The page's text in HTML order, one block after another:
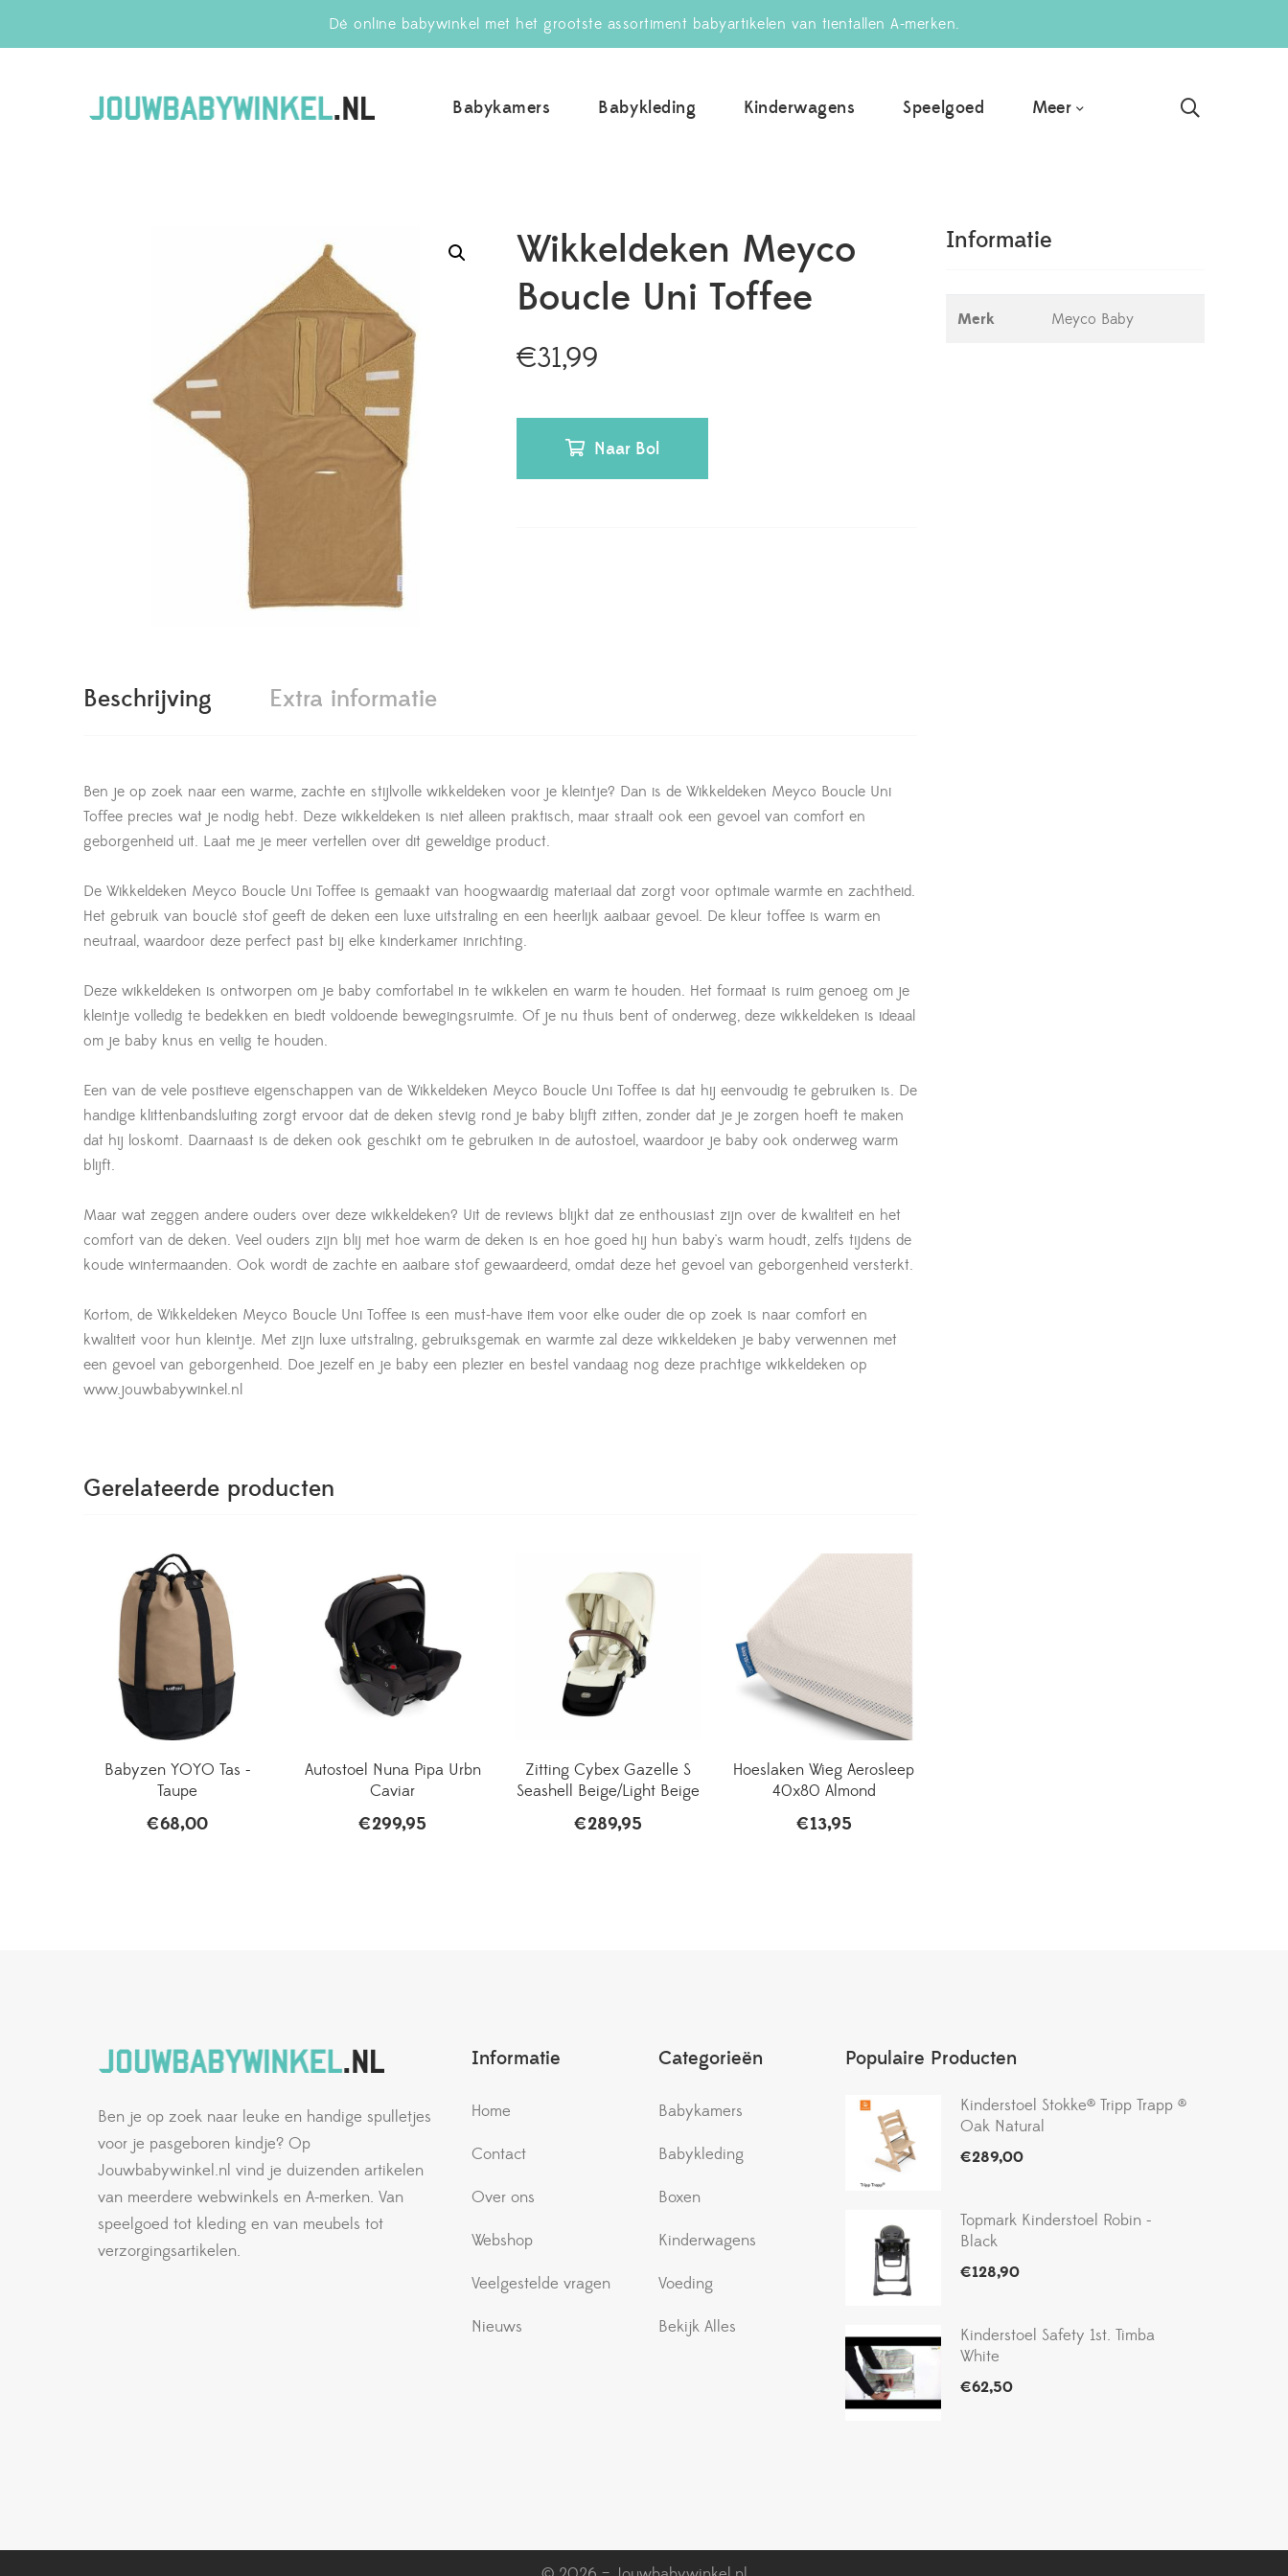
Dé online babywinkel met het grootste assortiment babyartikelen van tientallen A-merken.
Babykamers Babykleding Kinderwagens Speelgoed Meer
Wikkeldeken Meyco
Boucle Uni Toffee
€31,99
Naar Bol
Beschrijving Extra informatie
Ben je op zoek naar een warme, zachte en stijlvolle wikkeldeken voor je kleintje? Dan is de Wikkeldeken Meyco Boucle Uni
Toffee precies wat je nodig hebt. Deze wikkeldeken is niet alleen praktisch, maar straalt ook een gevoel van comfort en
geborgenheid uit. Laat me je meer vertellen over dit geweldige product.
De Wikkeldeken Meyco Boucle Uni Toffee is gemaakt van hoogwaardig materiaal dat zorgt voor optimale warmte en zachtheid.
Het gebruik van bouclé stof geeft de deken een luxe uitstraling en een heerlijk aaibaar gevoel. De kleur toffee is warm en
neutraal, waardoor deze perfect past bij elke kinderkamer inrichting.
Deze wikkeldeken is ontworpen om je baby comfortabel in te wikkelen en warm te houden. Het formaat is ruim genoeg om je
kleintje volledig te bedekken en biedt voldoende bewegingsruimte. Of je nu thuis bent of onderweg, deze wikkeldeken is ideaal
om je baby knus en veilig te houden.
Een van de vele positieve eigenschappen van de Wikkeldeken Meyco Boucle Uni Toffee is dat hij eenvoudig te gebruiken is. De
handige klittenbandsluiting zorgt ervoor dat de deken stevig rond je baby blijft zitten, zonder dat je je zorgen hoeft te maken
dat hij loskomt. Daarnaast is de deken ook geschikt om te gebruiken in de autostoel, waardoor je baby ook onderweg warm
blijft.
Maar wat zeggen andere ouders over deze wikkeldeken? Uit de reviews blijkt dat ze enthousiast zijn over de kwaliteit en het
comfort van de deken. Veel ouders zijn blij met hoe warm de deken is en hoe goed hij hun baby's warm houdt, zelfs tijdens de
koude wintermaanden. Ook wordt de zachte en aaibare stof gewaardeerd, omdat deze het gevoel van geborgenheid versterkt.
Kortom, de Wikkeldeken Meyco Boucle Uni Toffee is een must-have item voor elke ouder die op zoek is naar comfort en
kwaliteit voor hun kleintje. Met zijn luxe uitstraling, gebruiksgemak en warmte zal deze wikkeldeken je baby verwennen met
een gevoel van geborgenheid. Doe jezelf en je baby een plezier en bestel vandaag nog deze prachtige wikkeldeken op
www.jouwbabywinkel.nl
Gerelateerde producten
Babyzen YOYO Tas -
Taupe
€68,00
Autostoel Nuna Pipa Urbn
Caviar
€299,95
Zitting Cybex Gazelle S
Seashell Beige/Light Beige
€289,95
Hoeslaken Wieg Aerosleep
40x80 Almond
€13,95
Informatie
Merk Meyco Baby
Ben je op zoek naar leuke en handige spulletjes
voor je pasgeboren kindje? Op
Jouwbabywinkel.nl vind je duizenden artikelen
van meerdere webwinkels en A-merken. Van
speelgoed tot kleding en van meubels tot
verzorgingsartikelen.
Informatie
Home
Contact
Over ons
Webshop
Veelgestelde vragen
Nieuws
Categorieën
Babykamers
Babykleding
Boxen
Kinderwagens
Voeding
Bekijk Alles
Populaire Producten
Kinderstoel Stokke® Tripp Trapp ®
Oak Natural
€289,00
Topmark Kinderstoel Robin -
Black
€128,90
Kinderstoel Safety 1st. Timba
White
€62,50